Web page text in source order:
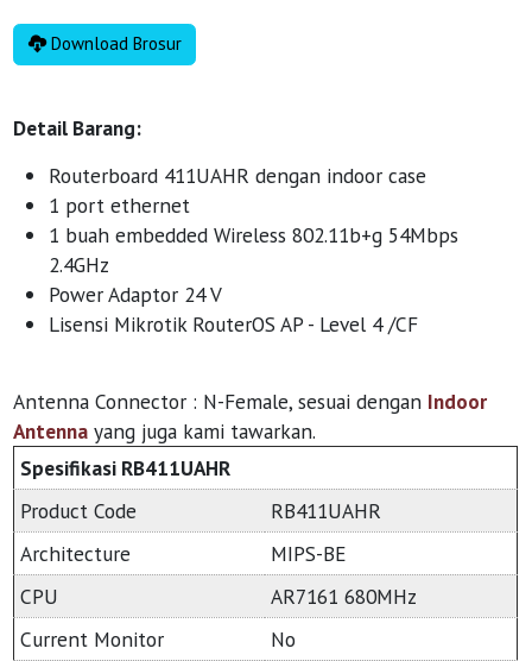
Download Brosur
Detail Barang:
Routerboard 411UAHR dengan indoor case
1 port ethernet
1 buah embedded Wireless 802.11b+g 54Mbps
2.4GHz
Power Adaptor 24 V
Lisensi Mikrotik RouterOS AP - Level 4 /CF
Antenna Connector : N-Female, sesuai dengan Indoor
Antenna yang juga kami tawarkan.
Spesifikasi RB411UAHR
Product Code
RB411UAHR
Architecture
MIPS-BE
CPU
AR7161 680MHz
Current Monitor
No